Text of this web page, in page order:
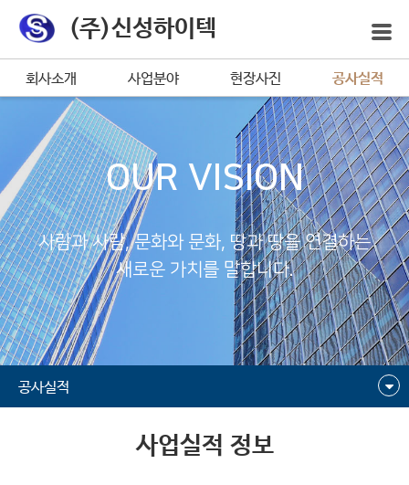
(주)신성하이텍
회사소개 사업분야 현장사진 공사실적
OUR VISION
사람과 사람, 문화와 문화, 땅과 땅을 연결하는
새로운 가치를 말합니다.
공사실적
사업실적 정보